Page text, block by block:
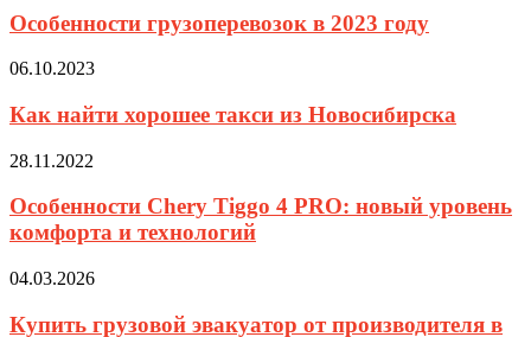
Особенности грузоперевозок в 2023 году
06.10.2023
Как найти хорошее такси из Новосибирска
28.11.2022
Особенности Chery Tiggo 4 PRO: новый уровень
комфорта и технологий
04.03.2026
Купить грузовой эвакуатор от производителя в